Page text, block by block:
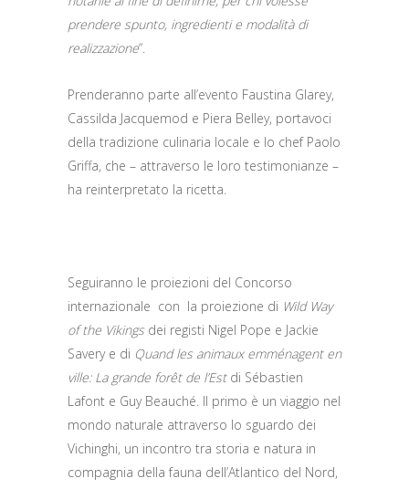
prendere spunto, ingredienti e modalità di
realizzazione“.
Prenderanno parte all’evento Faustina Glarey,
Cassilda Jacquemod e Piera Belley, portavoci
della tradizione culinaria locale e lo chef Paolo
Griffa, che – attraverso le loro testimonianze –
ha reinterpretato la ricetta.
Seguiranno le proiezioni del Concorso
internazionale con la proiezione di Wild Way
of the Vikings dei registi Nigel Pope e Jackie
Savery e di Quand les animaux emménagent en
ville: La grande forêt de l’Estdi Sébastien
Lafont e Guy Beauché. Il primo è un viaggio nel
mondo naturale attraverso lo sguardo dei
Vichinghi, un incontro tra storia e natura in
compagnia della fauna dell’Atlantico del Nord,